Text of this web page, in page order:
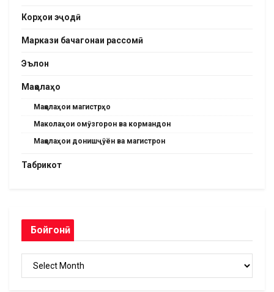
Корҳои эҷодӣ
Маркази бачагонаи рассомӣ
Эълон
Мақолаҳо
Мақолаҳои магистрҳо
Маколаҳои омӯзгорон ва кормандон
Мақолаҳои донишҷӯён ва магистрон
Табрикот
Бойгонӣ